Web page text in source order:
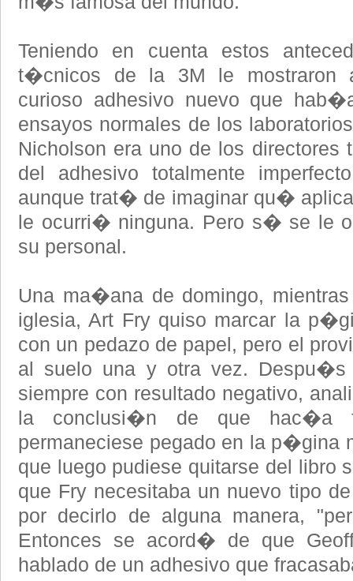
Teniendo en cuenta estos
t�cnicos de la 3M le mostraron
curioso adhesivo nuevo que
ensayos normales de los
Nicholson era uno de los
del adhesivo totalmente
aunque trat� de imaginar qu�
le ocurri� ninguna. Pero s� se le
su personal.
Una ma�ana de domingo,
iglesia, Art Fry quiso marcar la
con un pedazo de papel, pero el
al suelo una y otra vez.
siempre con resultado negativo,
la conclusi�n de que hac�a
permaneciese pegado en la p�gina
que luego pudiese quitarse del libro
que Fry necesitaba un nuevo tipo
por decirlo de alguna manera,
Entonces se acord� de que
hablado de un adhesivo que